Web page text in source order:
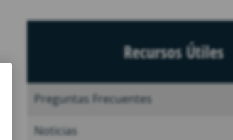
Recursos Útiles
Preguntas Frecuentes
Noticias